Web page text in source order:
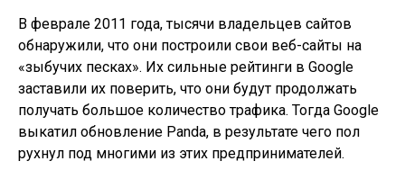
В феврале 2011 года, тысячи владельцев сайтов
обнаружили, что они построили свои веб-сайты на
«зыбучих песках». Их сильные рейтинги в Google
заставили их поверить, что они будут продолжать
получать большое количество трафика. Тогда Google
выкатил обновление Panda, в результате чего пол
рухнул под многими из этих предпринимателей.